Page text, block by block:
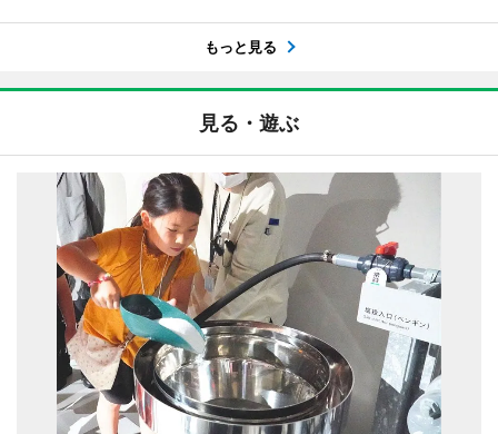
もっと見る
見る・遊ぶ